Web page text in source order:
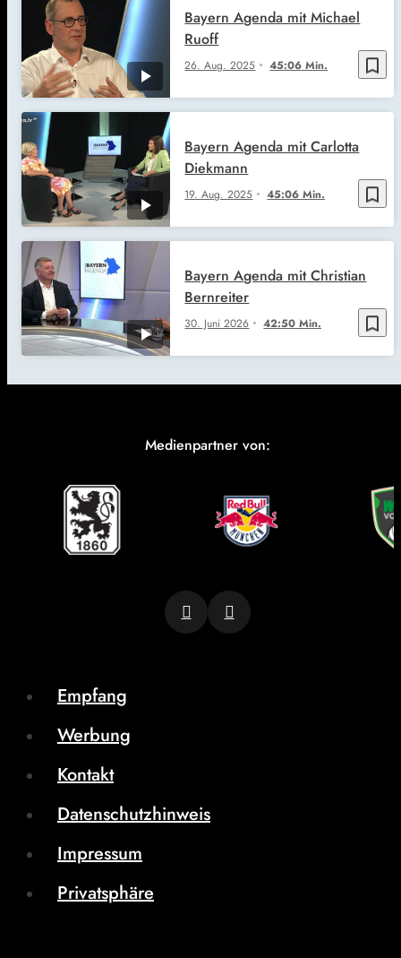
bookmark_border
26. Aug. 2025 45:06 Min.
Bayern Agenda mit Michael
Ruoff
bookmark_border
19. Aug. 2025 45:06 Min.
Bayern Agenda mit Carlotta
Diekmann
bookmark_border
30. Juni 2026 42:50 Min.
Bayern Agenda mit Christian
Bernreiter
Medienpartner von:
Empfang
Werbung
Kontakt
Datenschutzhinweis
Impressum
Privatsphäre